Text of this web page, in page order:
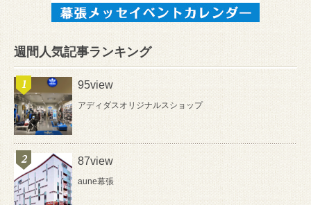
週間人気記事ランキング
95view
アディダスオリジナルスショップ
87view
aune幕張